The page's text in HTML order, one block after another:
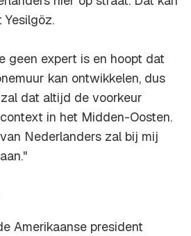
geen expert is en hoopt dat
kan ontwikkelen, dus
dat altijd de voorkeur
in het Midden-Oosten.
Nederlanders zal bij mij
Amerikaanse president